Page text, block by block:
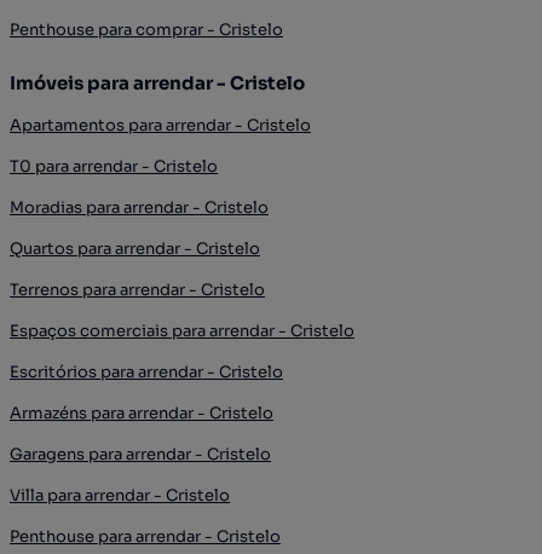
Penthouse para comprar - Cristelo
Imóveis para arrendar - Cristelo
Apartamentos para arrendar - Cristelo
T0 para arrendar - Cristelo
Moradias para arrendar - Cristelo
Quartos para arrendar - Cristelo
Terrenos para arrendar - Cristelo
Espaços comerciais para arrendar - Cristelo
Escritórios para arrendar - Cristelo
Armazéns para arrendar - Cristelo
Garagens para arrendar - Cristelo
Villa para arrendar - Cristelo
Penthouse para arrendar - Cristelo